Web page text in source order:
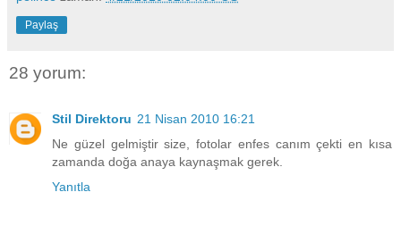
Paylaş
28 yorum:
Stil Direktoru 21 Nisan 2010 16:21
Ne güzel gelmiştir size, fotolar enfes canım çekti en kısa
zamanda doğa anaya kaynaşmak gerek.
Yanıtla